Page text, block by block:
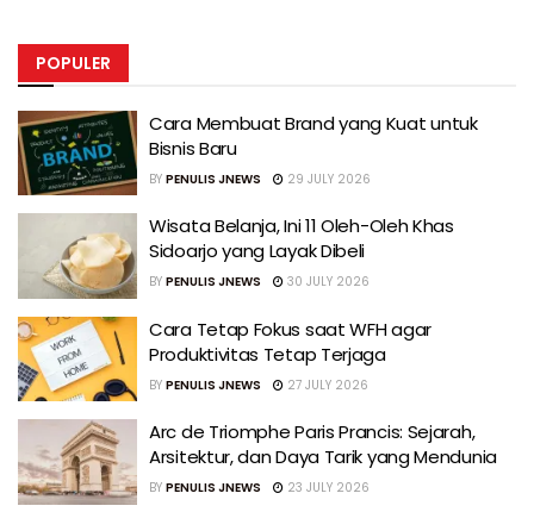
POPULER
Cara Membuat Brand yang Kuat untuk
Bisnis Baru
BY PENULIS JNEWS 29 JULY 2026
Wisata Belanja, Ini 11 Oleh-Oleh Khas
Sidoarjo yang Layak Dibeli
BY PENULIS JNEWS 30 JULY 2026
Cara Tetap Fokus saat WFH agar
Produktivitas Tetap Terjaga
BY PENULIS JNEWS 27 JULY 2026
Arc de Triomphe Paris Prancis: Sejarah,
Arsitektur, dan Daya Tarik yang Mendunia
BY PENULIS JNEWS 23 JULY 2026